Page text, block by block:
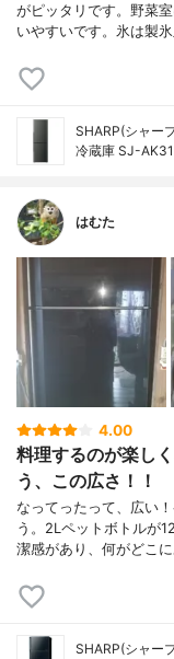
がピッタリです。野菜
いやすいです。氷は製
SHARP(シャー
冷蔵庫 SJ-
はむた
4.00
料理するのが楽し
う、この広さ！！
なってったって、広い
う。2Lペットボトルが
潔感があり、何がどこ
SHARP(シャー